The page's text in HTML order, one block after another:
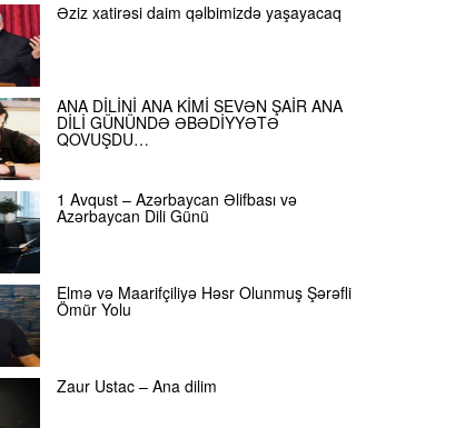
Əziz xatirəsi daim qəlbimizdə yaşayacaq
ANA DİLİNİ ANA KİMİ SEVƏN ŞAİR ANA
DİLİ GÜNÜNDƏ ƏBƏDİYYƏTƏ
QOVUŞDU…
1 Avqust – Azərbaycan Əlifbası və
Azərbaycan Dili Günü
Elmə və Maarifçiliyə Həsr Olunmuş Şərəfli
Ömür Yolu
Zaur Ustac – Ana dilim